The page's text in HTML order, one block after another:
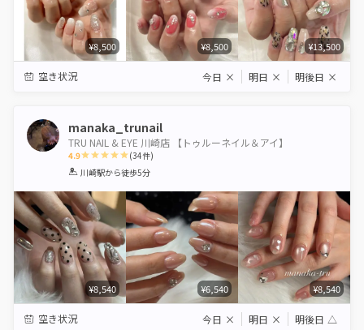
¥8,500 ¥8,500 ¥13,500
空き状況 今日 × 明日 × 明後日 ×
manaka_trunail
TRU NAIL & EYE 川崎店 【トゥルーネイル＆アイ】
4.9
1 2 3 4 5
(34件)
川崎駅から徒歩5分
¥8,540 ¥6,540 ¥8,540
空き状況 今日 × 明日 × 明後日 △